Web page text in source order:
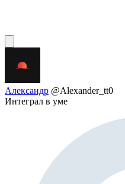
Александр @Alexander_tt0
Интеграл в уме